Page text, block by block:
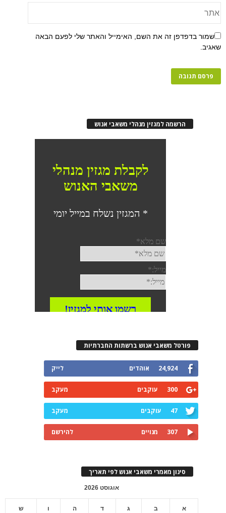
שמור בדפדפן זה את השם, האימייל והאתר שלי לפעם הבאה
שאגיב.
הרשמה למגזין מנהלי משאבי אנוש
פורטל משאבי אנוש ברשתות החברתיות
24,924 אוהדים לייק
300 עוקבים מעקב
47 עוקבים מעקב
307 מנויים להירשם
סינון מאמרי משאבי אנוש לפי תאריך
אוגוסט 2026
א ב ג ד ה ו ש